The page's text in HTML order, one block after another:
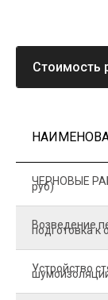
ЧЕРНОВЫЕ
руб)
Возведение
подготовка к
Устройство